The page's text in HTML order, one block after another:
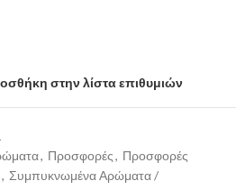
στην λίστα επιθυμιών
, Προσφορές, Προσφορές
, Συμπυκνωμένα Αρώματα /